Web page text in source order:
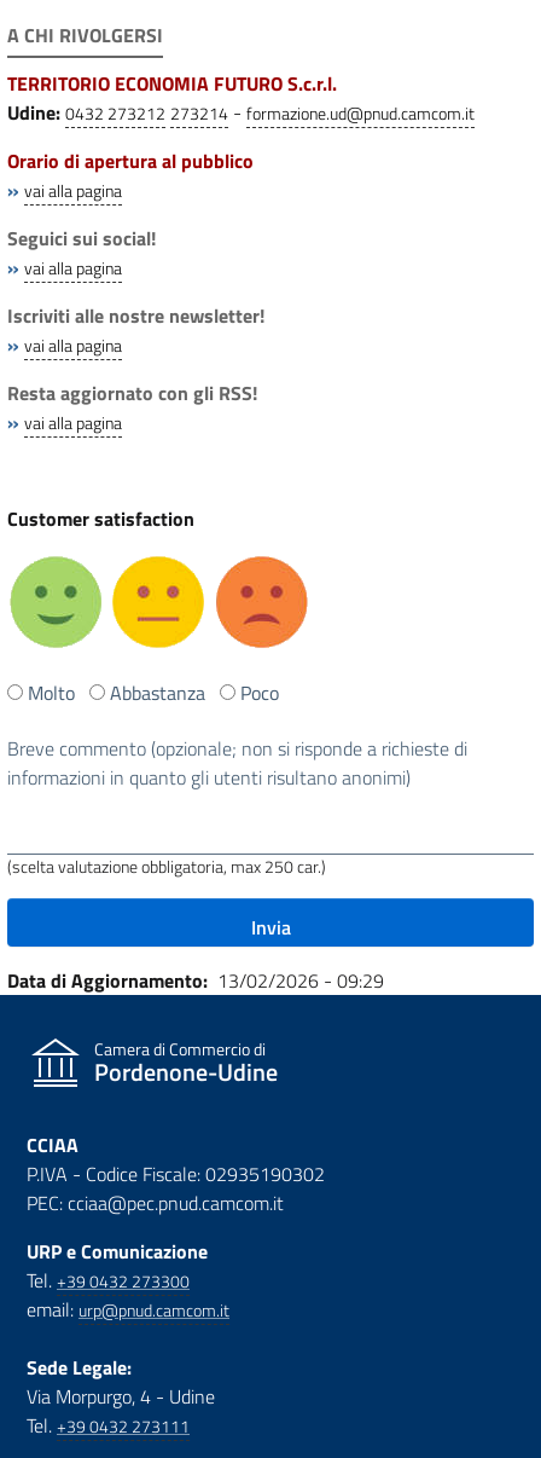
A CHI RIVOLGERSI
TERRITORIO ECONOMIA FUTURO S.c.r.l.
Udine:0432 273212 273214 - formazione.ud@pnud.camcom.it
Orario di apertura al pubblico
» vai alla pagina
Seguici sui social!
» vai alla pagina
Iscriviti alle nostre newsletter!
» vai alla pagina
Resta aggiornato con gli RSS!
» vai alla pagina
Customer satisfaction
Ti
stata
utile
Molto Abbastanza
Poco
Breve commento (opzionale; non si risponde a richieste di
informazioni in quanto gli utenti risultano anonimi)
(scelta valutazione obbligatoria, max 250 car.)
Data di Aggiornamento 13/02/2026 - 09:29
Camera di Commercio di
Pordenone-Udine
CCIAA
P.IVA - Codice Fiscale: 02935190302
PEC: cciaa@pec.pnud.camcom.it
URP e Comunicazione
Tel.+39 0432 273300
email: urp@pnud.camcom.it
Sede Legale:
Via Morpurgo, 4 - Udine
Tel.+39 0432 273111